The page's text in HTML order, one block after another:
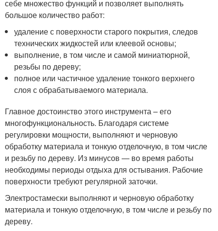
себе множество функций и позволяет выполнять
большое количество работ:
удаление с поверхности старого покрытия, следов
технических жидкостей или клеевой основы;
выполнение, в том числе и самой миниатюрной,
резьбы по дереву;
полное или частичное удаление тонкого верхнего
слоя с обрабатываемого материала.
Главное достоинство этого инструмента – его
многофункциональность. Благодаря системе
регулировки мощности, выполняют и черновую
обработку материала и тонкую отделочную, в том числе
и резьбу по дереву. Из минусов — во время работы
необходимы периоды отдыха для остывания. Рабочие
поверхности требуют регулярной заточки.
Электростамески выполняют и черновую обработку
материала и тонкую отделочную, в том числе и резьбу по
дереву.